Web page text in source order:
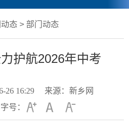
态 > 部门动态
护航2026年中考
26 16:29
来源：新乡网
字号：